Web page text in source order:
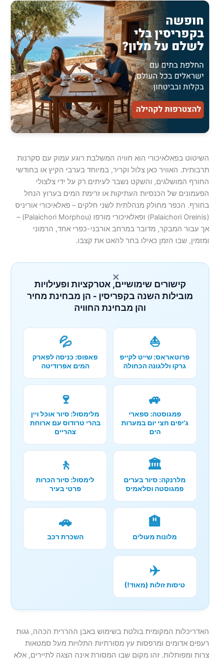
השיטוט בפאלאיכורי הוא חוויה המשלבת רוגע עמוק עם סקרנות
תרבותית. האוויר כאן צלול וקריר, במיוחד בערבי הקיץ או בחודשי
החורף המושלגים, והשקט נשבר לעיתים רק על ידי צלצולי
הפעמונים של הכנסיות העתיקות או זרימת המים בערוץ הנחל
בחורף. הכפר מחולק מנהלתית לשני חלקים – פאלאיכורי אוריניס
(Palaichori Oreinis) ופאלאיכורי מורפו (Palaichori Morphou) –
אך עבור המבקר, מדובר במרחב אורבני-כפרי אחד, הרמוני
ומזמין, שבו הזמן כאילו בחר להאט את קצבו.
×
קישורים שימושיים, אטרקציות ופעילויות
מובילות השנה בקפריסין - הן מבחינת מחיר
והן מבחינת החוויה
⛵
פרוטאראס: שייט לקייפ
גרקו וללגונה הכחולה
💦
פאפוס: כניסה לפארק
המים אפרודיטה
🚙
פמגוסטה: ספארי
ג'יפים חצי יום במערות
הים
🍷
מלימסול: סיור אוכל ויין
בהרי טרודוס עם ארוחת
צהריים
🏛️
מלרנקה: סיור בערים
פמגוסטה וסלאמיס
🚶
לימסול: סיור הכרות
פרטי בעיר
🏨
מלונות מעולים
🚗
השכרת רכב
✈️
טיסות זולות (מאוד!)
האדריכלות המקומית בולטת בשימוש באבן ההררית הכהה, גגות
רעפים אדומים ומרפסות עץ מסורתיות התלויות מעל סמטאות
צרות ומפותלות. זהו מקום שבו המסורת אינה הצגה לתיירים, אלא